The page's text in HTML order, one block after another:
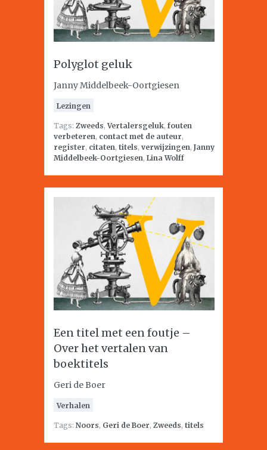
Polyglot geluk
Janny Middelbeek-Oortgiesen
Lezingen
Tags: Zweeds,Vertalersgeluk, fouten
verbeteren, contact met de auteur,
register, citaten, titels, verwijzingen, Janny
Middelbeek-Oortgiesen, Lina Wolff
Een titel met een foutje –
Over het vertalen van
boektitels
Geri de Boer
Verhalen
Tags: Noors, Geri de Boer, Zweeds, titels